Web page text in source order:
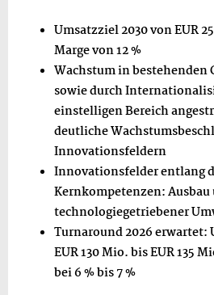
Umsatzziel 2030 von EUR
Marge von 12%
Wachstum in bestehenden
sowie durch
einstelligen Bereich
deutliche
Innovationsfeldern
Innovationsfelder entlang
Kernkompetenzen:
technologiegetriebener
Turnaround 2026 erwartet:
EUR 130 Mio. bis EUR 135
bei 6% bis 7%